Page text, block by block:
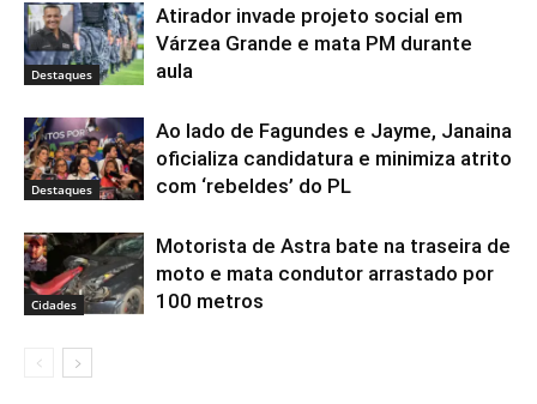
Destaques
Atirador invade projeto social em
Várzea Grande e mata PM durante
aula
Destaques
Ao lado de Fagundes e Jayme, Janaina
oficializa candidatura e minimiza atrito
com ‘rebeldes’ do PL
Cidades
Motorista de Astra bate na traseira de
moto e mata condutor arrastado por
100 metros